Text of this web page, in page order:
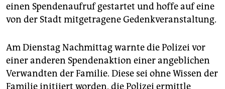
einen Spendenaufruf gestartet und hoffe auf eine
von der Stadt mitgetragene Gedenkveranstaltung.
Am Dienstag Nachmittag warnte die Polizei vor
einer anderen Spendenaktion einer angeblichen
Verwandten der Familie. Diese sei ohne Wissen der
Familie initiiert worden, die Polizei ermittle